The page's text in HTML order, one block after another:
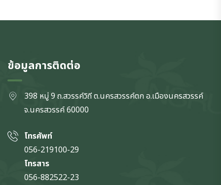
ข้อมูลการติดต่อ
398 หมู่ 9 ถ.สวรรค์วิถี ต.นครสวรรค์ตก อ.เมืองนครสวรรค์
จ.นครสวรรค์60000
โทรศัพท์
056-219100-29
โทรสาร
056-882522-23